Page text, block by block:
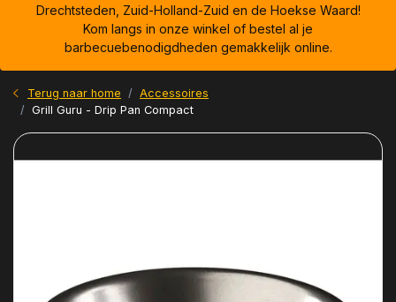
Drechtsteden, Zuid-Holland-Zuid en de Hoekse Waard!
Kom langs in onze winkel of bestel al je
barbecuebenodigdheden gemakkelijk online.
Terug naar home
Accessoires
Grill Guru - Drip Pan Compact